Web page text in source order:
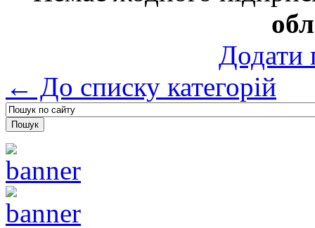
Додати
← До списку категорій